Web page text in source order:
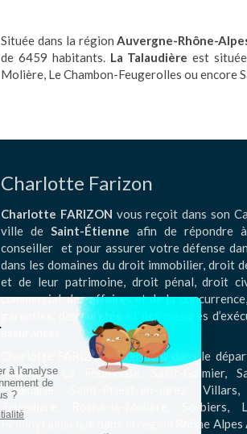
Située dans la régionAuvergne-Rhône-
de 6459 habitants. La Talaudière est
Molière, Le Chambon-Feugerolles ou encore
Charlotte Farizon
Charlotte FARIZON vous reçoit dans son
ville de Saint-Étienne afin de répondre
conseiller et pour assurer votre défense
dans les domaines du droit immobilier, droit
et de leur patrimoine, droit pénal, droit
commercial, des affaires et de la
garanties, des suretés et des mesures
assurances .
Charlotte FARIZON intervient dans le
Chamond, La Fouillouse, Saint-Galmier,
Ricamarie, Saint-Priest-en-Jarez,
Talaudière, Roche-la-Molière, Sorbiers,
Firminy) ainsi que dans la région Rhône